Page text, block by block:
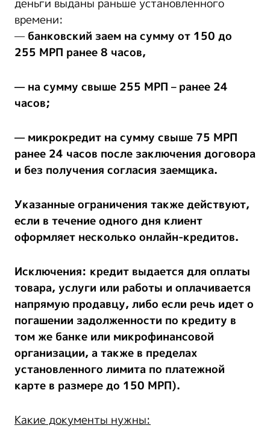
деньги выданы раньше установленного
времени:
— банковский заем на сумму от 150 до
255 МРП ранее 8 часов,
— на сумму свыше 255 МРП –ранее 24
часов;
— микрокредит на сумму свыше 75 МРП
ранее 24 часов после заключения договора
и без получения согласия заемщика.
Указанные ограничения также действуют,
если в течение одного дня клиент
оформляет несколько онлайн-кредитов.
Исключения: кредит выдается для оплаты
товара, услуги или работы и оплачивается
напрямую продавцу, либо если речь идет о
погашении задолженности по кредиту в
том же банке или микрофинансовой
организации, а также в пределах
установленного лимита по платежной
карте в размере до 150 МРП).
Какие документы нужны: